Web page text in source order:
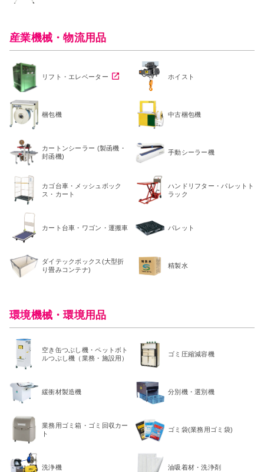
産業機械・物流用品
リフト・エレベーター ホイスト
梱包機 中古梱包機
カートンシーラー (製函機・
封函機)
手動シーラー機
カゴ台車・メッシュボック
ス・カート
ハンドリフター・パレットト
ラック
カート台車・ワゴン・運搬車 パレット
ダイテックボックス(大型折
り畳みコンテナ)
精製水
環境機械・環境用品
空き缶つぶし機・ペットボト
ルつぶし機（業務・施設用）
ゴミ圧縮減容機
緩衝材製造機 分別機・選別機
業務用ゴミ箱・ゴミ回収カー
ト
ゴミ袋(業務用ゴミ袋)
洗浄機 油吸着材・洗浄剤